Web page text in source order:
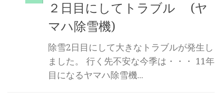
２日目にしてトラブル (ヤ
マハ除雪機)
除雪2日目にして大きなトラブルが発生し
ました。 行く先不安な今季は・・・ 11年
目になるヤマハ除雪機...